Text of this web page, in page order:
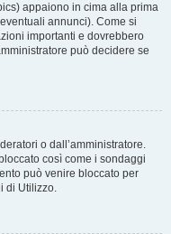
appaiono in cima alla prima
annunci). Come si
importanti e dovrebbero
può decidere se
o dall’amministratore.
così come i sondaggi
può venire bloccato per
di Utilizzo.